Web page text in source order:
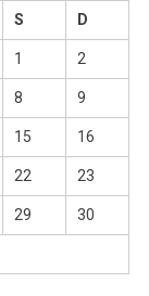
S D
1 2
8 9
15 16
22 23
29 30